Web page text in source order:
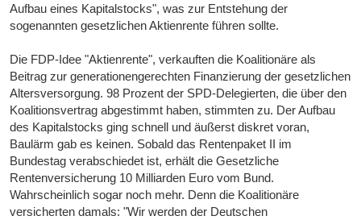
Aufbau eines Kapitalstocks", was zur Entstehung der
sogenannten gesetzlichen Aktienrente führen sollte.
Die FDP-Idee "Aktienrente", verkauften die Koalitionäre als
Beitrag zur generationengerechten Finanzierung der gesetzlichen
Altersversorgung. 98 Prozent der SPD-Delegierten, die über den
Koalitionsvertrag abgestimmt haben, stimmten zu. Der Aufbau
des Kapitalstocks ging schnell und äußerst diskret voran,
Baulärm gab es keinen. Sobald das Rentenpaket II im
Bundestag verabschiedet ist, erhält die Gesetzliche
Rentenversicherung 10 Milliarden Euro vom Bund.
Wahrscheinlich sogar noch mehr. Denn die Koalitionäre
versicherten damals: "Wir werden der Deutschen